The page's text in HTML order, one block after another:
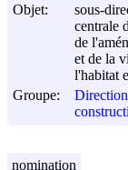
Objet:
sous-
centrale
de
et de la
l'habitat
Groupe:
nomination